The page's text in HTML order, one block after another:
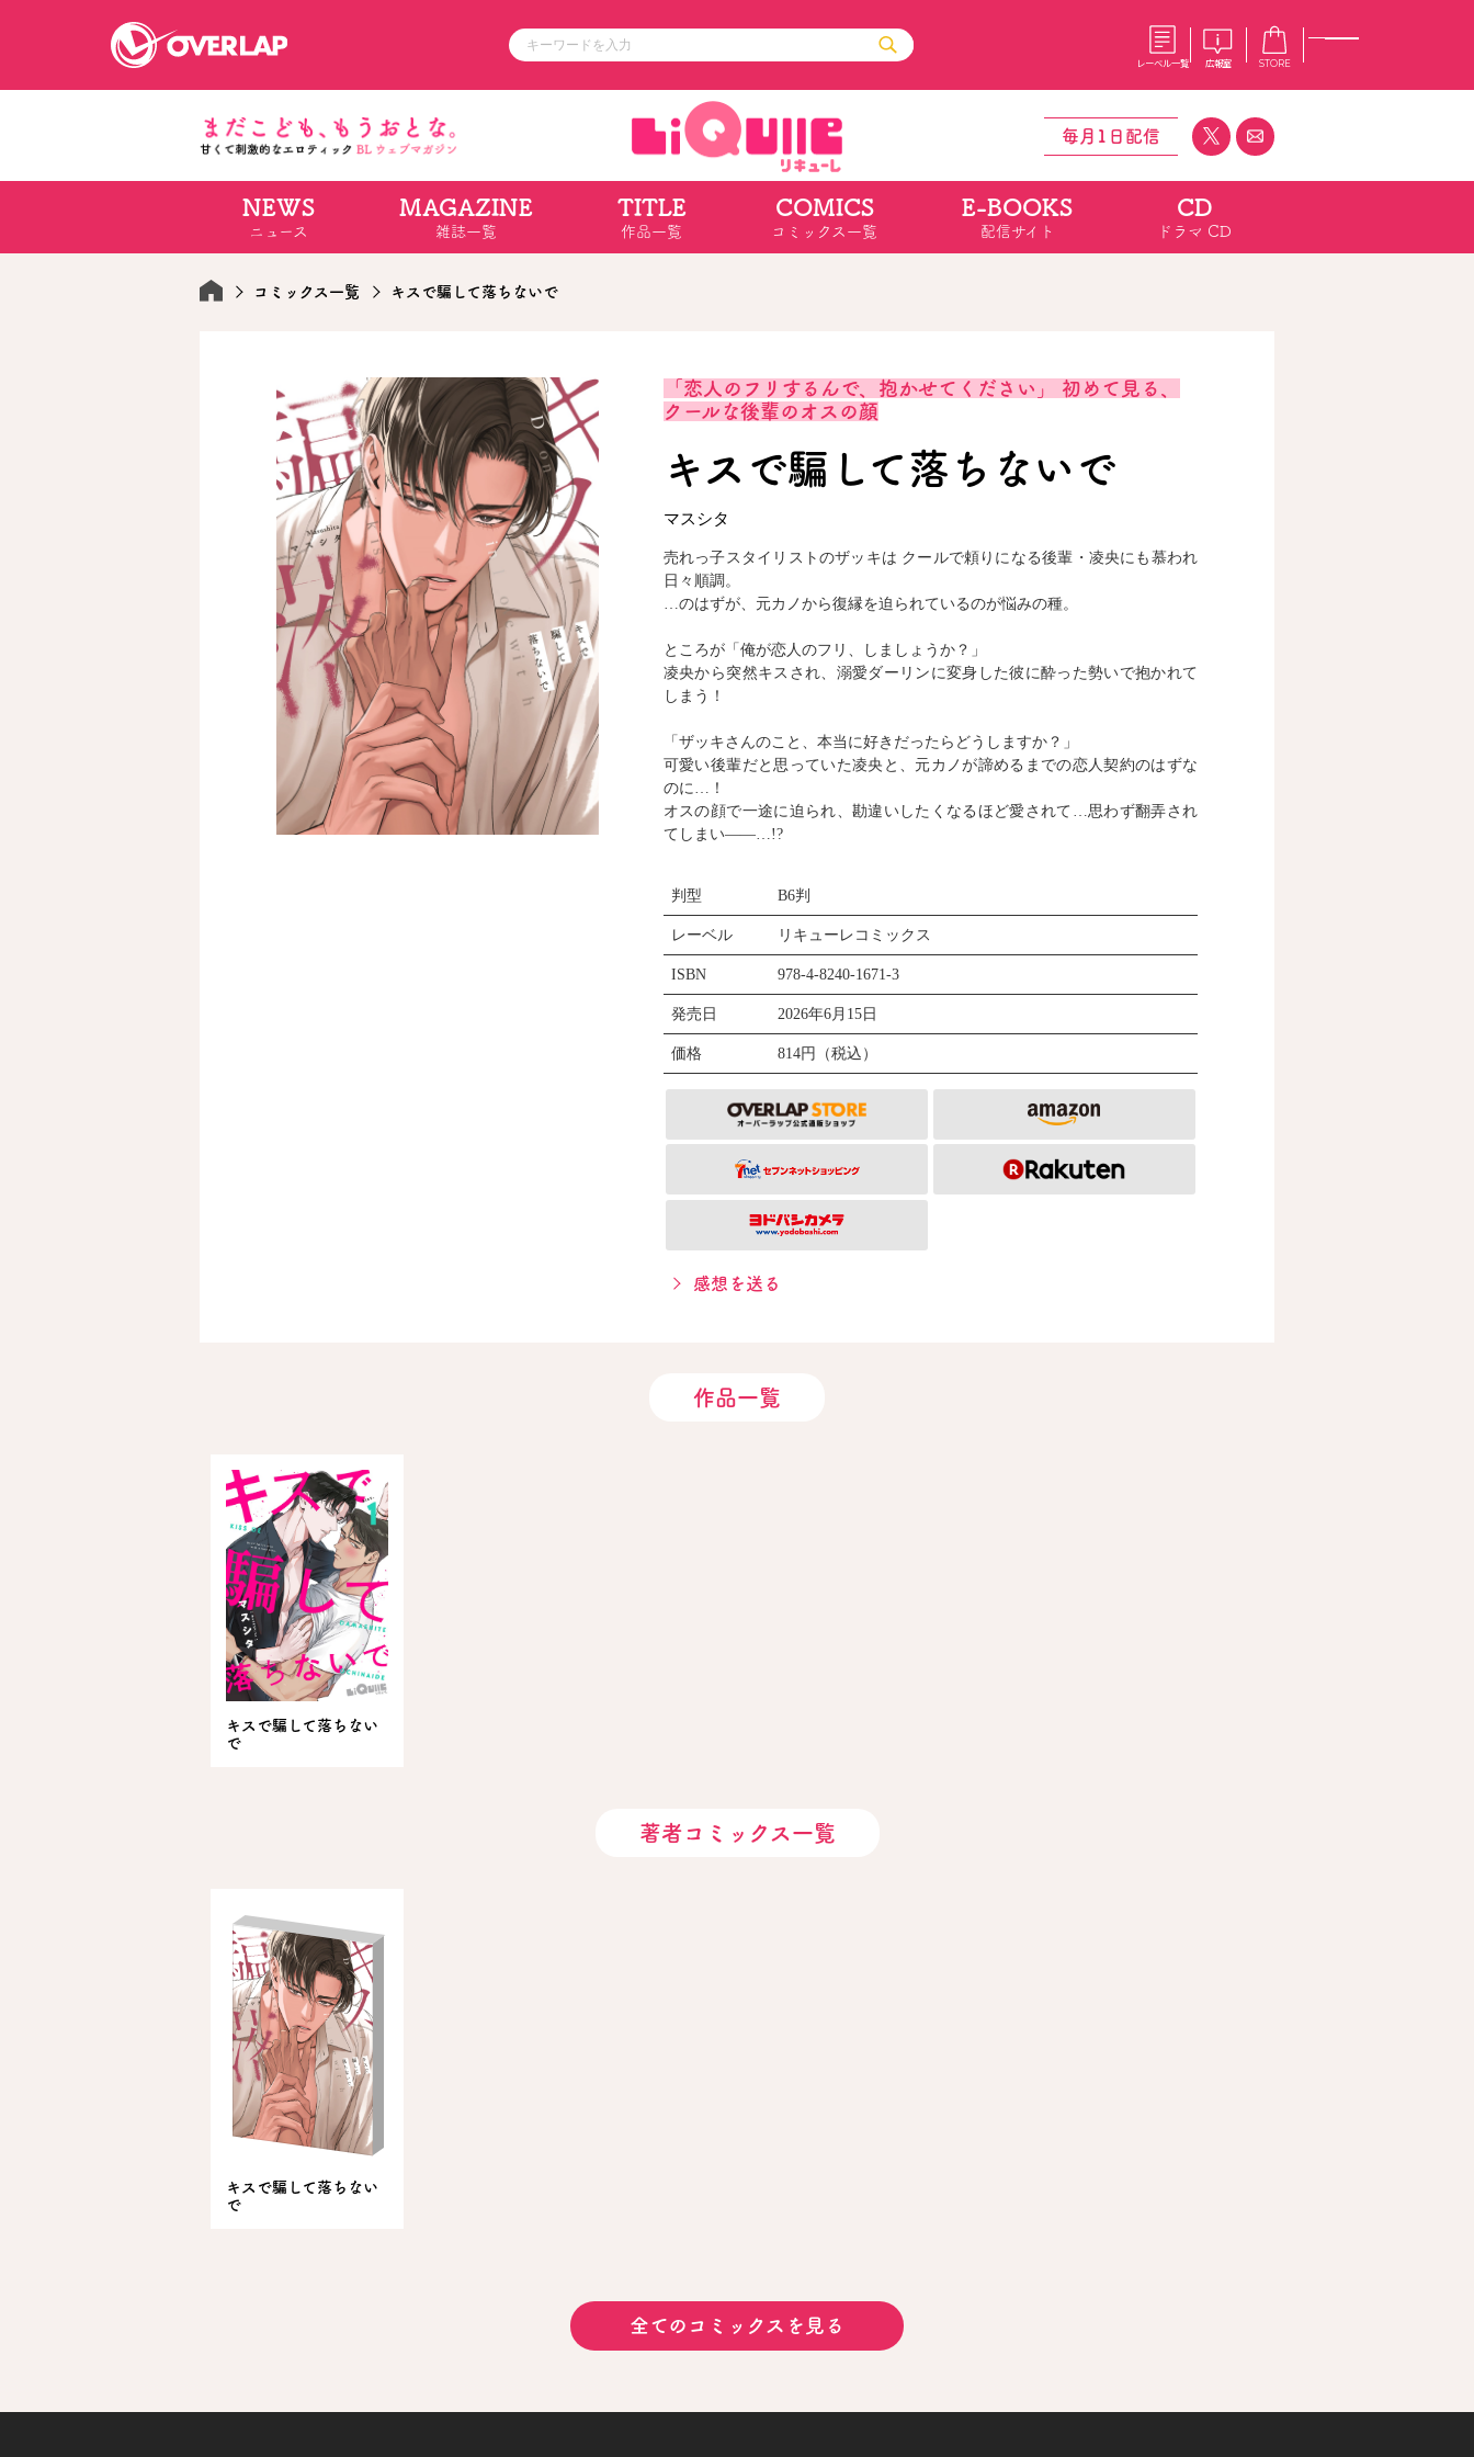
レーベル一覧 広報室 STORE
コミッククリエ
ラブパルフェ
ライトノベル
ノベルス
ロサージュノベルス
その他
コミックエッセイ
ポケットモンスター
通販・NEWS
OVERLAP STORE
オーバーラップ広報室
採用情報
コミッククリエ リキューレ
毎月1日配信
NEWS
ニュース
MAGAZINE
雑誌一覧
TITLE
作品一覧
COMICS
コミックス一覧
E-BOOKS
配信サイト
CD
ドラマ CD
コミックス一覧 キスで騙して落ちないで
「恋人のフリするんで、抱かせてください」 初めて見る、
クールな後輩のオスの顔
キスで騙して落ちないで
マスシタ
売れっ子スタイリストのザッキは クールで頼りになる後輩・凌央にも慕われ
日々順調。
…のはずが、元カノから復縁を迫られているのが悩みの種。
ところが「俺が恋人のフリ、しましょうか？」
凌央から突然キスされ、溺愛ダーリンに変身した彼に酔った勢いで抱かれて
しまう！
「ザッキさんのこと、本当に好きだったらどうしますか？」
可愛い後輩だと思っていた凌央と、元カノが諦めるまでの恋人契約のはずな
のに…！
オスの顔で一途に迫られ、勘違いしたくなるほど愛されて…思わず翻弄され
てしまい――…!?
判型 B6判
レーベル リキューレコミックス
ISBN 978-4-8240-1671-3
発売日 2026年6月15日
価格 814円（税込）
感想を送る
作品一覧
キスで騙して落ちない
で
著者コミックス一覧
キスで騙して落ちない
で
全てのコミックスを見る